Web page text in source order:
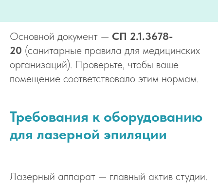
Основной документ — СП 2.1.3678-
20 (санитарные правила для медицинских
организаций). Проверьте, чтобы ваше
помещение соответствовало этим нормам.
Требования к оборудованию
для лазерной эпиляции
Лазерный аппарат — главный актив студии.